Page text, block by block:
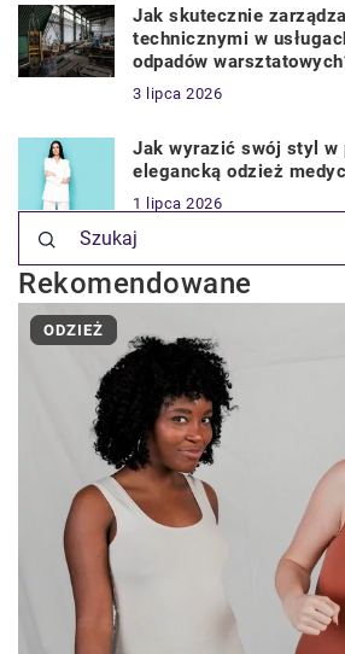
Jak skutecznie
technicznymi w
odpadów
3 lipca 2026
Jak wyrazić swój styl w
elegancką odzież
1 lipca 2026
Rekomendowane
ODZIEŻ